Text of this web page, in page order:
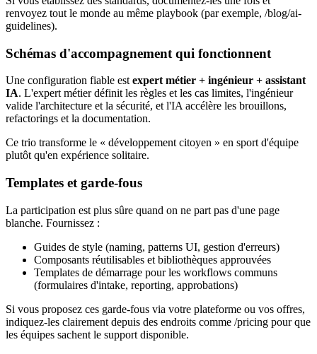
renvoyez tout le monde au même playbook (par exemple, /blog/ai-
guidelines).
Schémas d'accompagnement qui fonctionnent
Une configuration fiable est expert métier + ingénieur + assistant
IA. L'expert métier définit les règles et les cas limites, l'ingénieur
valide l'architecture et la sécurité, et l'IA accélère les brouillons,
refactorings et la documentation.
Ce trio transforme le « développement citoyen » en sport d'équipe
plutôt qu'en expérience solitaire.
Templates et garde‑fous
La participation est plus sûre quand on ne part pas d'une page
blanche. Fournissez :
Guides de style (naming, patterns UI, gestion d'erreurs)
Composants réutilisables et bibliothèques approuvées
Templates de démarrage pour les workflows communs
(formulaires d'intake, reporting, approbations)
Si vous proposez ces garde‑fous via votre plateforme ou vos offres,
indiquez‑les clairement depuis des endroits comme /pricing pour que
les équipes sachent le support disponible.